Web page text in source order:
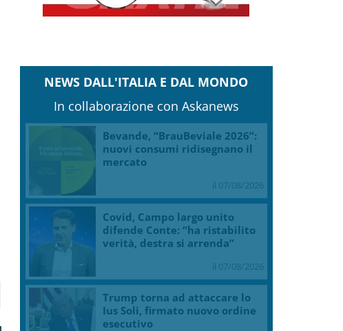
NEWS DALL'ITALIA E DAL MONDO
In collaborazione con Askanews
Bevande, “BrauBeviale 2026”:
nuovi consumi ridisegnano il
mercato
il 07/08/2026
Covid, Campo largo unito
difende Conte: “ha ristabilito
verità, destra si arrenda”
il 07/08/2026
Trump torna ad attaccare lo
Ius Soli, firmato nuovo ordine
esecutivo